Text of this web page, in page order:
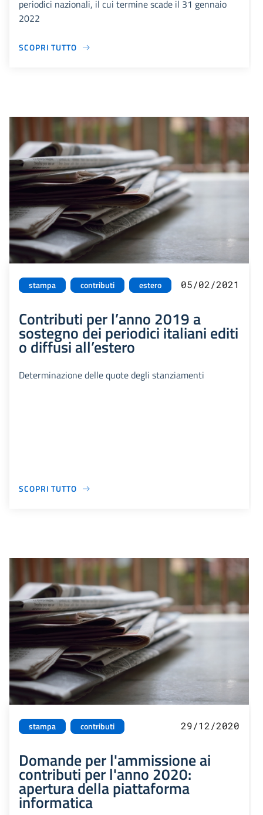
periodici nazionali, il cui termine scade il 31 gennaio
2022
SCOPRI TUTTO
stampa contributi estero 05/02/2021
Contributi per l’anno 2019 a
sostegno dei periodici italiani editi
o diffusi all’estero
Determinazione delle quote degli stanziamenti
SCOPRI TUTTO
stampa contributi 29/12/2020
Domande per l'ammissione ai
contributi per l'anno 2020:
apertura della piattaforma
informatica